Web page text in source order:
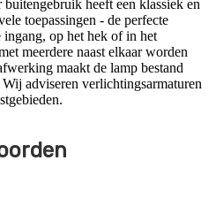
heeft een klassiek en
toepassingen - de perfecte
op het hek of in het
meerdere naast elkaar worden
maakt de lamp bestand
adviseren verlichtingsarmaturen